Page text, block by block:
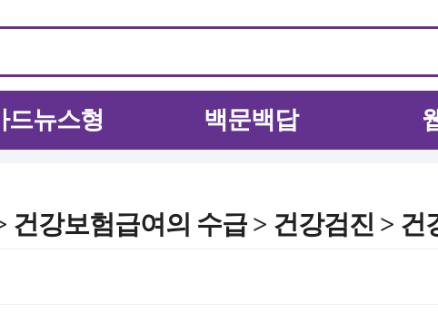
드뉴스형 백문백답
강보험급여의 수급 > 건강검진 > 건